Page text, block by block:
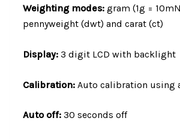
Weighting modes:gram (1g =
pennyweight (dwt) and carat (ct)
Display:3 digit LCD with backlight
Calibration:Auto calibration using
Auto off:30 seconds off